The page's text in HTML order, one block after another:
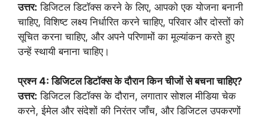
उत्तर: डिजिटल डिटॉक्स करने के लिए, आपको एक योजना बनानी
चाहिए, विशिष्ट लक्ष्य निर्धारित करने चाहिए, परिवार और दोस्तों को
सूचित करना चाहिए, और अपने परिणामों का मूल्यांकन करते हुए
उन्हें स्थायी बनाना चाहिए।
प्रश्न 4: डिजिटल डिटॉक्स के दौरान किन चीजों से बचना चाहिए?
उत्तर: डिजिटल डिटॉक्स के दौरान, लगातार सोशल मीडिया चेक
करने, ईमेल और संदेशों की निरंतर जाँच, और डिजिटल उपकरणों